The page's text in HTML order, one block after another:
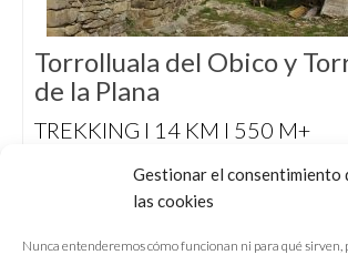
Gestionar el consentimiento
las cookies
Nunca entenderemos cómo funcionan ni para qué sirven,
Torrolluala del Obico y
de la Plana
TREKKING I 14 KM I 550 M+
pueblos deshabitados de
Obico y Torruellola de la Plana, en
Alcanadre.